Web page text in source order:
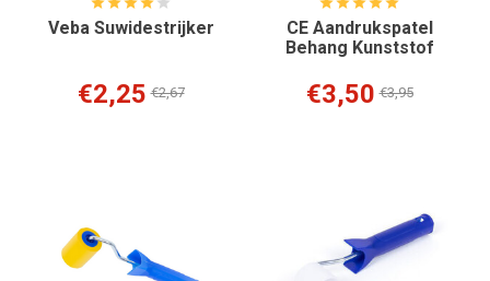
Veba Suwidestrijker
€2,25 €2,67
CE Aandrukspatel
Behang Kunststof
€3,50 €3,95